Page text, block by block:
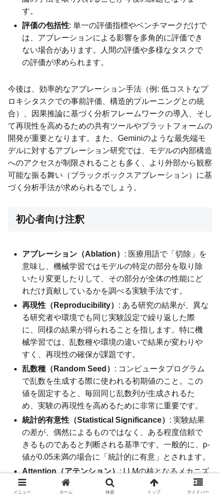
す。
評価の包括性: 単一の評価指標やベンチマークだけで
は、アブレーションによる影響を多角的に評価でき
ない場合があります。人間の評価や多様なタスクで
の評価が求められます。
今後は、効率的なアブレーション手法（例: 低コストなプ
ロキシタスクでの事前評価、構造的プルーニングとの統
合）、因果推論に基づく分析フレームワークの導入、そし
て再現性を高めるための共有ツールやプラットフォームの
開発が重要となります。また、Geminiのような最先端モ
デルに対するアブレーション研究では、モデルの内部構造
へのアクセスが制限されることも多く、より外部から観察
可能な振る舞い（ブラックボックスアブレーション）に基
づく分析手法が求められるでしょう。
初心者向け注釈
アブレーション（Ablation） : 医療用語で「切除」を
意味し、機械学習ではモデルの特定の部分を取り除
いたり変更したりして、その部分が全体の性能にど
れだけ貢献しているかを調べる実験手法です。
再現性（Reproducibility） : ある研究の結果が、異な
る研究者や環境でも同じ実験設定で繰り返した際
に、同様の結果が得られることを指します。特に機
械学習では、乱数種や環境の違いで結果が変わりや
すく、再現性の確保が課題です。
乱数種（Random Seed） : コンピュータプログラム
で乱数を生成する際に使われる初期値のこと。この
値を固定すると、毎回同じ乱数列が生成されるた
め、実験の再現性を高めるために非常に重要です。
統計的有意性（Statistical Significance） : 実験結果
の差が、偶然によるものではなく、ある程度信頼で
きるものであると判断される基準です。一般的に、p-
値が0.05未満の場合に「統計的に有意」とされます。
Attention（アテンション）: LLMの核となるメカニズ
ムの一つで、入力テキスト中のどの部分に「注意を
向けるべきか」をモデルが学習する仕組みです。こ
メニュー ホーム 検索 トップ サイドバー